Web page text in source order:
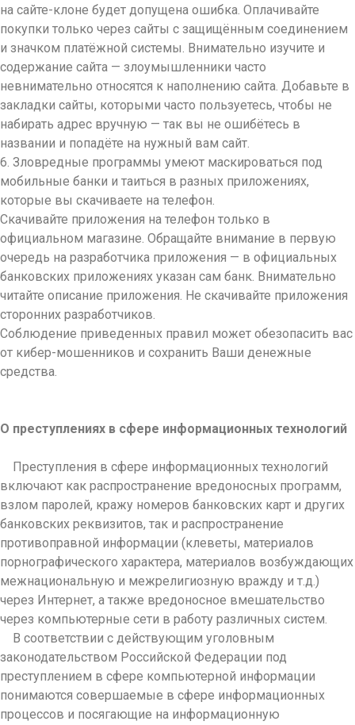
на сайте-клоне будет допущена ошибка. Оплачивайте
покупки только через сайты с защищённым соединением
и значком платёжной системы. Внимательно изучите и
содержание сайта — злоумышленники часто
невнимательно относятся к наполнению сайта. Добавьте в
закладки сайты, которыми часто пользуетесь, чтобы не
набирать адрес вручную — так вы не ошибётесь в
названии и попадёте на нужный вам сайт.
6. Зловредные программы умеют маскироваться под
мобильные банки и таиться в разных приложениях,
которые вы скачиваете на телефон.
Скачивайте приложения на телефон только в
официальном магазине. Обращайте внимание в первую
очередь на разработчика приложения — в официальных
банковских приложениях указан сам банк. Внимательно
читайте описание приложения. Не скачивайте приложения
сторонних разработчиков.
Соблюдение приведенных правил может обезопасить вас
от кибер-мошенников и сохранить Ваши денежные
средства.
О преступлениях в сфере информационных технологий
Преступления в сфере информационных технологий
включают как распространение вредоносных программ,
взлом паролей, кражу номеров банковских карт и других
банковских реквизитов, так и распространение
противоправной информации (клеветы, материалов
порнографического характера, материалов возбуждающих
межнациональную и межрелигиозную вражду и т.д.)
через Интернет, а также вредоносное вмешательство
через компьютерные сети в работу различных систем.
В соответствии с действующим уголовным
законодательством Российской Федерации под
преступлением в сфере компьютерной информации
понимаются совершаемые в сфере информационных
процессов и посягающие на информационную